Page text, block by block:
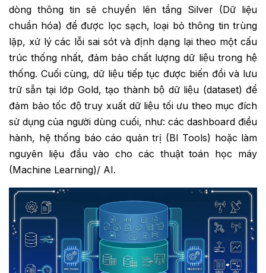
dòng thông tin sẽ chuyển lên tầng Silver (Dữ liệu
chuẩn hóa) để được lọc sạch, loại bỏ thông tin trùng
lặp, xử lý các lỗi sai sót và định dạng lại theo một cấu
trúc thống nhất, đảm bảo chất lượng dữ liệu trong hệ
thống. Cuối cùng, dữ liệu tiếp tục được biến đổi và lưu
trữ sẵn tại lớp Gold, tạo thành bộ dữ liệu (dataset) để
đảm bảo tốc độ truy xuất dữ liệu tối ưu theo mục đích
sử dụng của người dùng cuối, như: các dashboard điều
hành, hệ thống báo cáo quản trị (BI Tools) hoặc làm
nguyên liệu đầu vào cho các thuật toán học máy
(Machine Learning)/ AI.